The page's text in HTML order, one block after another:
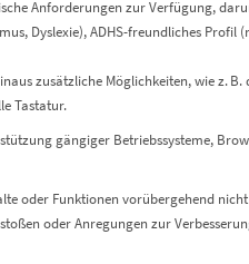
Anforderungen zur Verfügung,
Dyslexie), ADHS-freundliches
zusätzliche Möglichkeiten, wie z.
Tastatur.
gängiger Betriebssysteme,
oder Funktionen vorübergehend
oder Anregungen zur